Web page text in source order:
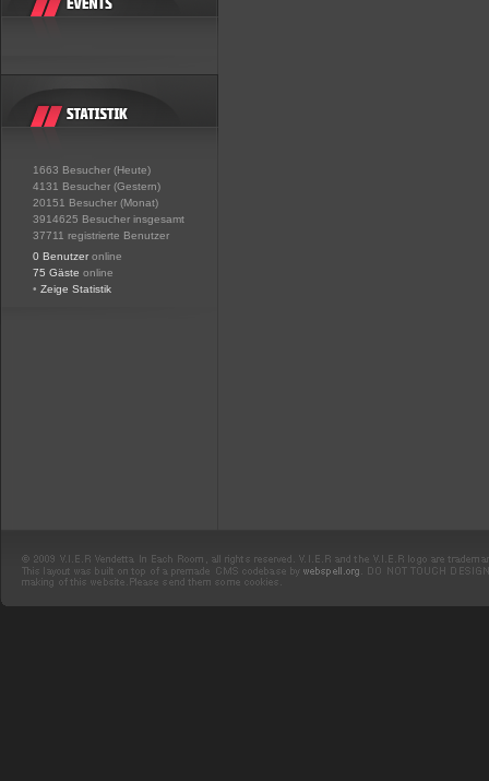
1663 Besucher (Heute)
4131 Besucher (Gestern)
20151 Besucher (Monat)
3914625 Besucher insgesamt
37711 registrierte Benutzer
0 Benutzer online
75 Gäste online
• Zeige Statistik